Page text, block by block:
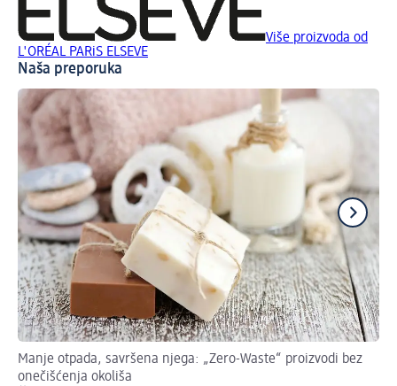
Više proizvoda od
L'ORÉAL PARiS ELSEVE
Naša preporuka
Manje otpada, savršena njega: „Zero-Waste“ proizvodi bez
onečišćenja okoliša